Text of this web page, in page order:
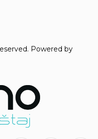
Powered by